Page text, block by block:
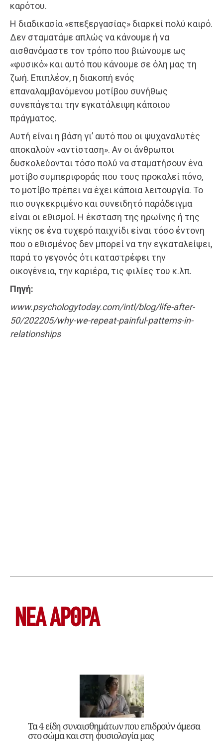
καρότου.
Η διαδικασία «επεξεργασίας» διαρκεί πολύ καιρό.
Δεν σταματάμε απλώς να κάνουμε ή να
αισθανόμαστε τον τρόπο που βιώνουμε ως
«φυσικό» και αυτό που κάνουμε σε όλη μας τη
ζωή. Επιπλέον, η διακοπή ενός
επαναλαμβανόμενου μοτίβου συνήθως
συνεπάγεται την εγκατάλειψη κάποιου
πράγματος.
Αυτή είναι η βάση γι’ αυτό που οι ψυχαναλυτές
αποκαλούν «αντίσταση». Αν οι άνθρωποι
δυσκολεύονται τόσο πολύ να σταματήσουν ένα
μοτίβο συμπεριφοράς που τους προκαλεί πόνο,
το μοτίβο πρέπει να έχει κάποια λειτουργία. Το
πιο συγκεκριμένο και συνειδητό παράδειγμα
είναι οι εθισμοί. Η έκσταση της ηρωίνης ή της
νίκης σε ένα τυχερό παιχνίδι είναι τόσο έντονη
που ο εθισμένος δεν μπορεί να την εγκαταλείψει,
παρά το γεγονός ότι καταστρέφει την
οικογένεια, την καριέρα, τις φιλίες του κ.λπ.
Πηγή:
www.psychologytoday.com/intl/blog/life-after-
50/202205/why-we-repeat-painful-patterns-in-
relationships
ΝΕΑ ΆΡΘΡΑ
Τα 4 είδη συναισθημάτων που επιδρούν άμεσα
στο σώμα και στη φυσιολογία μας